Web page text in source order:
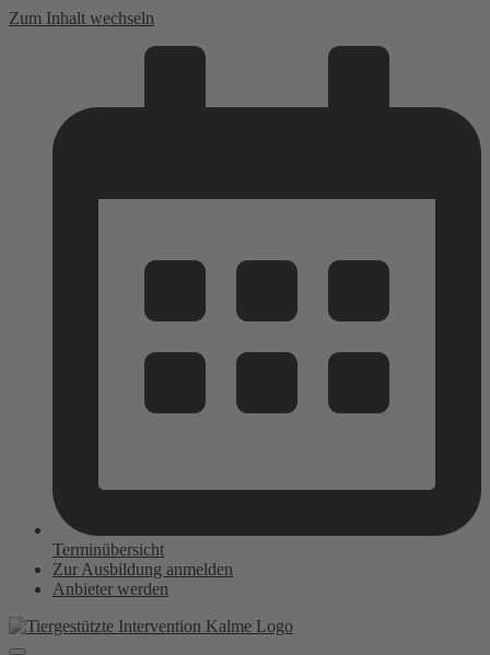
Zum Inhalt wechseln
Terminübersicht
Zur Ausbildung anmelden
Anbieter werden